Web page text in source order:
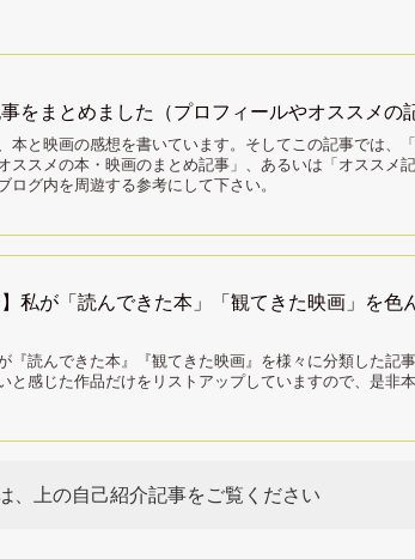
をまとめました（プロフィールやオススメの
本と映画の感想を書いています。そしてこの記事では、
ススメの本・映画のまとめ記事」、あるいは「オススメ
ログ内を周遊する参考にして下さい。
私が「読んできた本」「観てきた映画」を色
『読んできた本』『観てきた映画』を様々に分類した記
と感じた作品だけをリストアップしていますので、是非
、上の自己紹介記事をご覧ください